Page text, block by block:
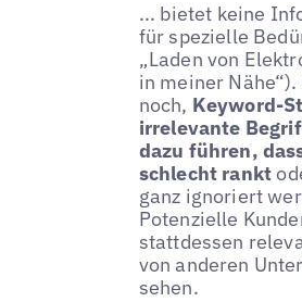
... bietet keine
für spezielle
„Laden von
in meiner
noch, Keyword-
irrelevante
dazu führen,
schlecht rankt
ganz ignoriert
Potenzielle
stattdessen
von anderen
sehen.